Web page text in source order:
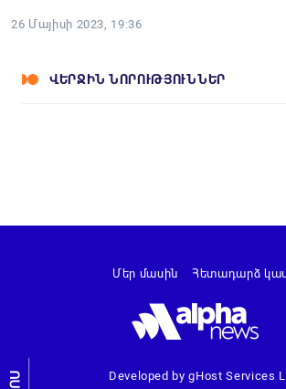
26 Մայիսի 2023, 19:36
ՎԵՐՋԻՆ ՆՈՐՈՒԹՅՈՒՆՆԵՐ
Developed by gHost Services
Մեր մասին Հետադարձ